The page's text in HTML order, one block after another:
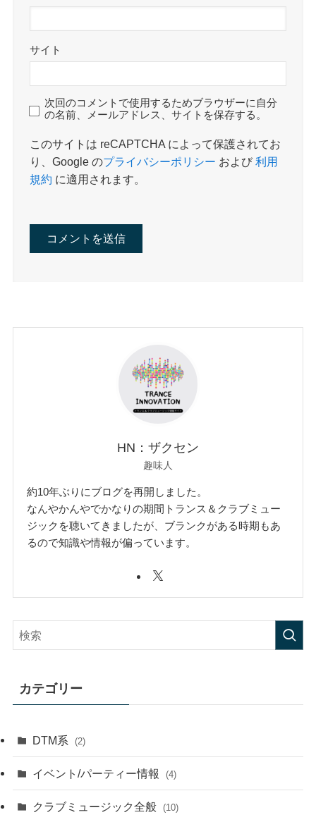
サイト
次回のコメントで使用するためブラウザーに自分
の名前、メールアドレス、サイトを保存する。
このサイトは reCAPTCHA によって保護されてお
り、Google のプライバシーポリシー および利用
規約 に適用されます。
HN：ザクセン
趣味人
約10年ぶりにブログを再開しました。
なんやかんやでかなりの期間トランス＆クラブミュー
ジックを聴いてきましたが、ブランクがある時期もあ
るので知識や情報が偏っています。
カテゴリー
DTM系 (2)
イベント/パーティー情報 (4)
クラブミュージック全般 (10)